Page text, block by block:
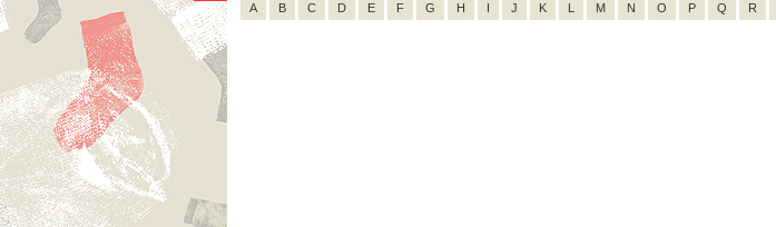
A B C D E F G H I J K L M N O P Q R